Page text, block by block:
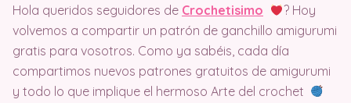
Hola queridos seguidores de Crochetisimo
? Hoy
volvemos a compartir un patrón de ganchillo amigurumi
gratis para vosotros. Como ya sabéis, cada día
compartimos nuevos patrones gratuitos de amigurumi
y todo lo que implique el hermoso Arte del crochet